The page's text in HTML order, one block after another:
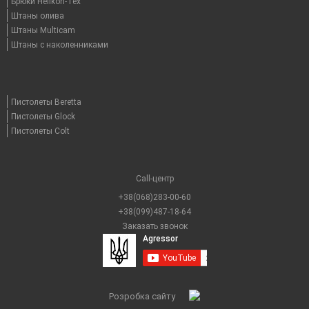
Штаны олива
Штаны Multicam
Штаны с наколенниками
Пистолеты Beretta
Пистолеты Glock
Пистолеты Colt
Call-центр
+38(068)283-00-60
+38(099)487-18-64
Заказать звонок
Розробка сайту